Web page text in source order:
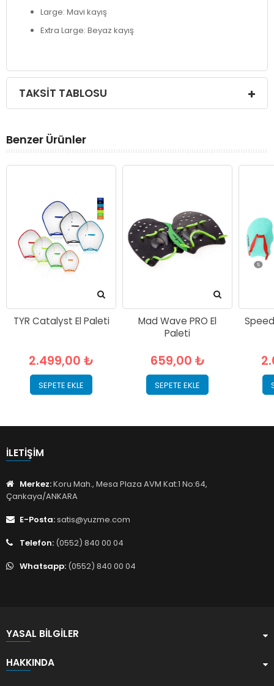
Large: Mavi kayış
Extra Large: Beyaz kayış
TAKSIT TABLOSU
Benzer Ürünler
TYR Catalyst El Paleti
2.499,00 ₺
SEPETE EKLE
Mad Wave PRO El
Paleti
659,00 ₺
SEPETE EKLE
İLETIŞIM
Merkez:Koru Mah., Mesa Plaza AVM Kat:1 No:64,
Çankaya/ANKARA
E-Posta:satis@yuzme.com
Telefon: (0552) 840 00 04
Whatsapp: (0552) 840 00 04
YASAL BILGILER
HAKKINDA